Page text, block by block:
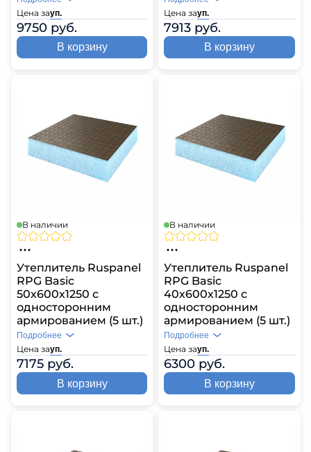
Цена зауп.
9750 руб.
В корзину
Цена зауп.
7913 руб.
В корзину
В наличии
Утеплитель Ruspanel
RPG Basic
50х600х1250 с
односторонним
армированием (5 шт.)
Цена зауп.
7175 руб.
Подробнее
В корзину
В наличии
Утеплитель Ruspanel
RPG Basic
40х600х1250 с
односторонним
армированием (5 шт.)
Цена зауп.
6300 руб.
Подробнее
В корзину